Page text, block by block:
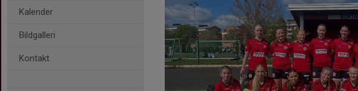
Kalender
Bildgalleri
Kontakt